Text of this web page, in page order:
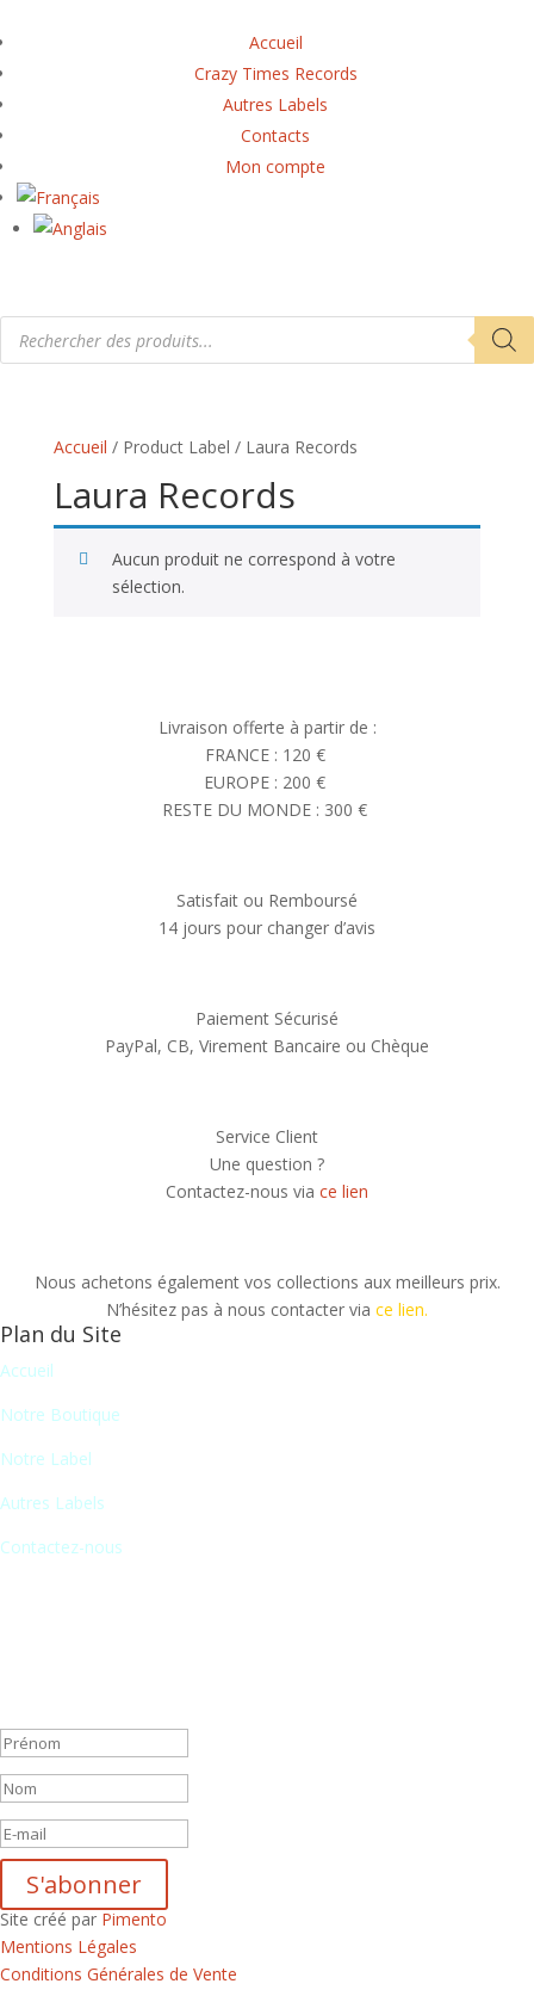
Accueil
Crazy Times Records
Autres Labels
Contacts
Mon compte
Recherche
Accueil / Product Label / Laura Records
Laura Records
Aucun produit ne correspond à votre
sélection.
Livraison offerte à partir de :
FRANCE : 120 €
EUROPE : 200 €
RESTE DU MONDE : 300 €
Satisfait ou Remboursé
14 jours pour changer d’avis
Paiement Sécurisé
PayPal, CB, Virement Bancaire ou Chèque
Service Client
Une question ?
Contactez-nous via ce lien
Nous achetons également vos collections aux meilleurs prix.
N’hésitez pas à nous contacter via ce lien.
Plan du Site
Accueil
Notre Boutique
Notre Label
Autres Labels
Contactez-nous
S'abonner
Site créé par Pimento
Mentions Légales
Conditions Générales de Vente